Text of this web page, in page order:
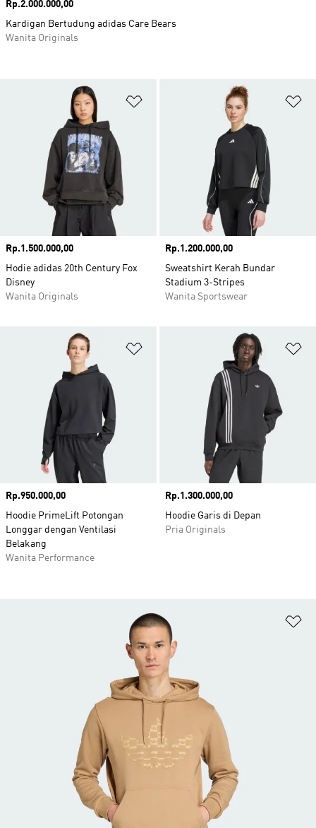
Tambahkan ke Wishlist
Harga
Rp.1.500.000,00
Hodie adidas 20th Century Fox
Disney
Wanita Originals
Harga
Rp.1.200.000,00
Sweatshirt Kerah Bundar
Stadium 3-Stripes
Wanita Sportswear
Tambahkan ke Wishlist
Harga
Rp.950.000,00
Hoodie PrimeLift Potongan
Longgar dengan Ventilasi
Belakang
Wanita Performance
Harga
Rp.1.300.000,00
Hoodie Garis di Depan
Pria Originals
Harga
Rp.2.000.000,00
Kardigan Bertudung adidas Care Bears
Wanita Originals